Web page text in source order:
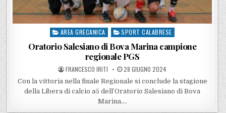
Posted in
AREA GRECANICA SPORT CALABRESE
Oratorio Salesiano di Bova Marina campione
regionale PGS
POSTED BY
FRANCESCO IRITI POSTED ON
28 GIUGNO 2024
Con la vittoria nella finale Regionale si conclude la stagione
della Libera di calcio a5 dell’Oratorio Salesiano di Bova
Marina….